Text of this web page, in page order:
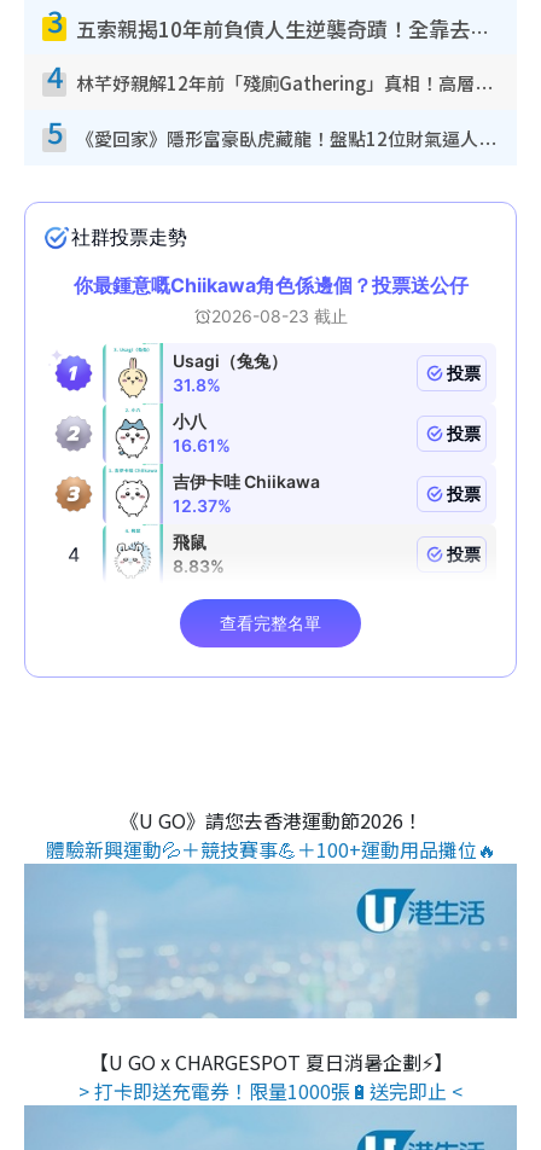
3 五索親揭10年前負債人生逆襲奇蹟！全靠去一地方轉運後即遇上馬先生
4 林芊妤親解12年前「殘廁Gathering」真相！高層解約一句話重創尊嚴至今拒返TVB
5 《愛回家》隱形富豪臥虎藏龍！盤點12位財氣逼人的有錢藝人：呢位靚女3億身家唔憂做
《U GO》請您去香港運動節2026！
體驗新興運動💦＋競技賽事💪＋100+運動用品攤位🔥
【U GO x CHARGESPOT 夏日消暑企劃⚡】
> 打卡即送充電券！限量1000張🔋送完即止 <